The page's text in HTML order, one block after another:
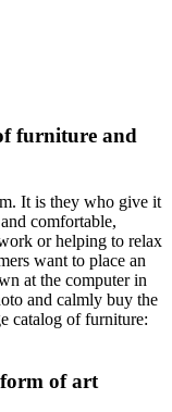
furniture and
It is they who give it
comfortable,
or helping to relax
want to place an
at the computer in
and calmly buy the
catalog of furniture:
of art